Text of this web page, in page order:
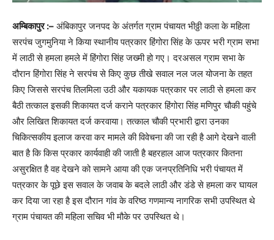
अम्बिकापुर :– अंबिकापुर जनपद के अंतर्गत ग्राम पंचायत भीठ्ठी कला के महिला
सरपंच जुगमुनिया ने किया स्थानीय पत्रकार हिंगोरा सिंह के ऊपर भरी ग्राम सभा
में लाठी से हमला हमले में हिंगोरा सिंह जख्मी हो गए। दरअसल ग्राम सभा के
दौरान हिंगोरा सिंह ने सरपंच से किए कुछ तीखे सवाल नल जल योजना के तहत
किए जिससे सरपंच तिलमिला उठी और यकायक पत्रकार पर लाठी से हमला कर
बैठी तत्काल इसकी शिकायत दर्ज कराने पत्रकार हिंगोरा सिंह मणिपुर चौकी पहुंचे
और लिखित शिकायत दर्ज करवाया। तत्काल चौकी प्रभारी द्वारा उनका
चिकित्सकीय इलाज करवा कर मामले की विवेचना की जा रही है आगे देखने वाली
बात है कि किस प्रकार कार्यवाही की जाती है बहरहाल आज पत्रकार कितना
असुरक्षित है वह देखने को सामने आया की एक जनप्रतिनिधि भरी पंचायत में
पत्रकार के पूछे इस सवाल के जवाब के बदले लाठी और डंडे से हमला कर घायल
कर दिया जा रहा है इस दौरान गांव के वरिष्ठ गणमान्य नागरिक सभी उपस्थित थे
ग्राम पंचायत की महिला सचिव भी मौके पर उपस्थित थे।